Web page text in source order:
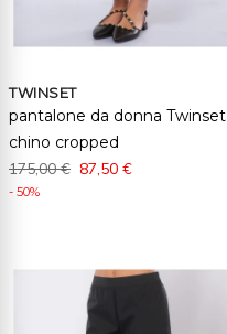
TWINSET
pantalone da donna Twinset
chino cropped
175,00 € 87,50 €
- 50%